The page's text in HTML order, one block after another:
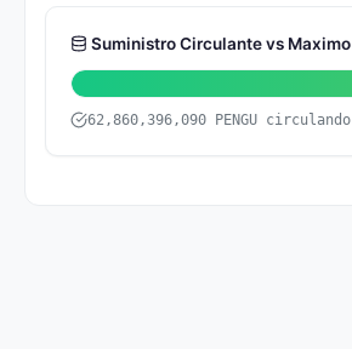
Suministro Circulante vs Maximo
62,860,396,090 PENGU circulando